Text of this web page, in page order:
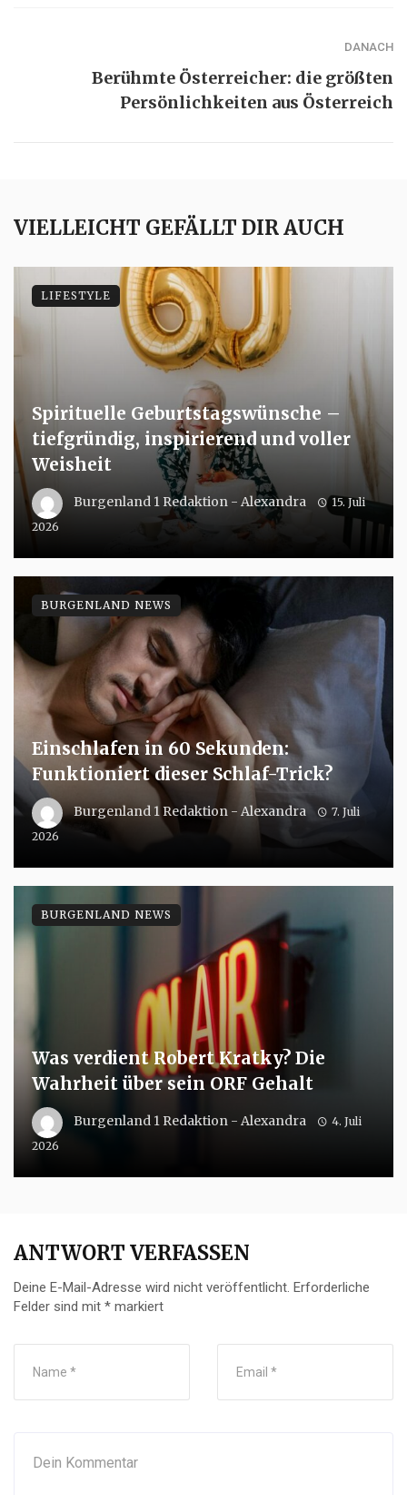
DANACH
Berühmte Österreicher: die größten
Persönlichkeiten aus Österreich
VIELLEICHT GEFÄLLT DIR AUCH
Spirituelle Geburtstagswünsche –
tiefgründig, inspirierend und voller
Weisheit
Burgenland 1 Redaktion - Alexandra
15. Juli
2026
LIFESTYLE
Einschlafen in 60 Sekunden:
Funktioniert dieser Schlaf-Trick?
Burgenland 1 Redaktion - Alexandra
7. Juli
2026
BURGENLAND NEWS
Was verdient Robert Kratky? Die
Wahrheit über sein ORF Gehalt
Burgenland 1 Redaktion - Alexandra
4. Juli
2026
BURGENLAND NEWS
ANTWORT VERFASSEN
Deine E-Mail-Adresse wird nicht veröffentlicht. Erforderliche
Felder sind mit * markiert